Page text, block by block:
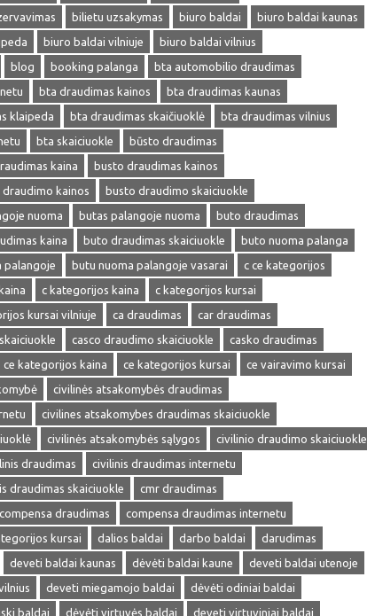
bilietu uzsakymas biuro baldai
biuro baldai kaunas
biuro baldai vilniuje
biuro baldai vilnius
blog booking palanga
bta automobilio draudimas
bta draudimas kainos
bta draudimas kaunas
klaipeda bta draudimas skaičiuoklė
bta draudimas vilnius
bta skaiciuokle
būsto draudimas
kaina
busto draudimas kainos
draudimo kainos
busto draudimo skaiciuokle
nuoma butas palangoje nuoma
buto draudimas
kaina buto draudimas skaiciuokle
buto nuoma palanga
palangoje butu nuoma palangoje vasarai
c ce kategorijos
c kategorijos kaina
c kategorijos kursai
kursai vilniuje ca draudimas
car draudimas
casco draudimo skaiciuokle
casko draudimas
ce kategorijos kaina ce kategorijos kursai
ce vairavimo kursai
civilinės atsakomybės draudimas
civilines atsakomybes draudimas skaiciuokle
civilinės atsakomybės sąlygos
civilinio draudimo skaiciuokle
draudimas
civilinis draudimas internetu
draudimas skaiciuokle
cmr draudimas
compensa draudimas
compensa draudimas internetu
kursai dalios baldai darbo baldai
darudimas
deveti baldai kaunas dėvėti baldai kaune
deveti baldai utenoje
deveti miegamojo baldai
dėvėti odiniai baldai
baldai dėvėti virtuvės baldai deveti virtuviniai baldai